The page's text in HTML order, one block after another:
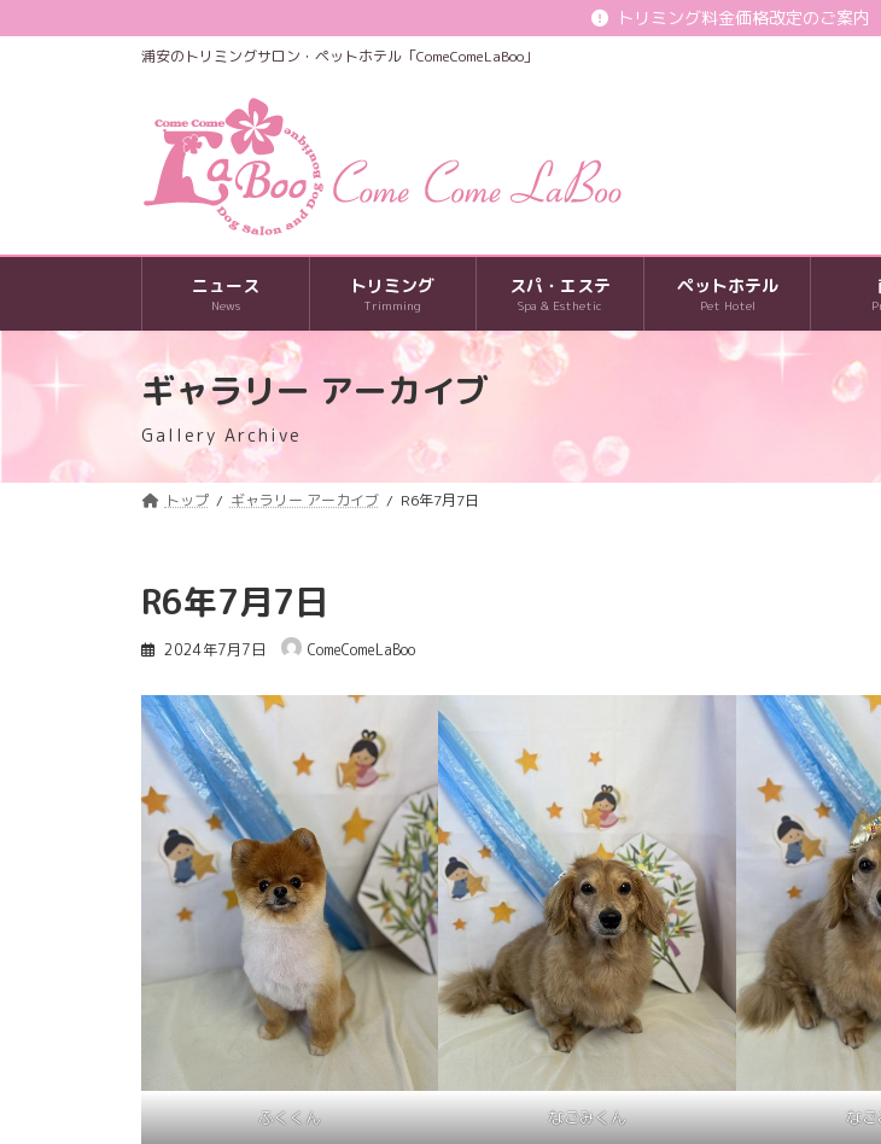
ン
ビ
トリミング料金価格改定のご案内
浦安のトリミングサロン・ペットホテル「ComeComeLaBoo」
ニュース
News
トリミング
Trimming
スパ・エステ
Spa & Esthetic
ペットホテル
Pet Hotel
ギャラリー アーカイブ
Gallery Archive
トップ ギャラリー アーカイブ R6年7月7日
R6年7月7日
2024年7月7日 ComeComeLaBoo
ふくくん なごみくん なご